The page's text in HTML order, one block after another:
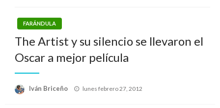
FARÁNDULA
The Artist y su silencio se llevaron el
Oscar a mejor película
Iván Briceño
Publicado
lunes febrero 27, 2012